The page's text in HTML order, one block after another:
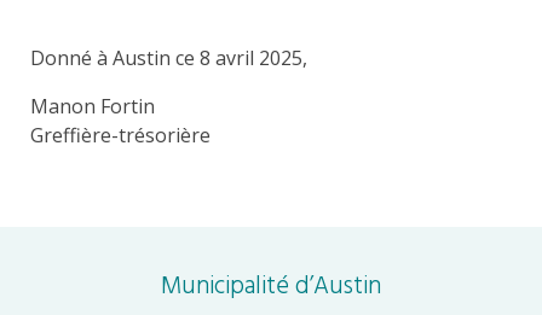
Donné à Austin ce 8 avril 2025,
Manon Fortin
Greffière-trésorière
Municipalité d’Austin